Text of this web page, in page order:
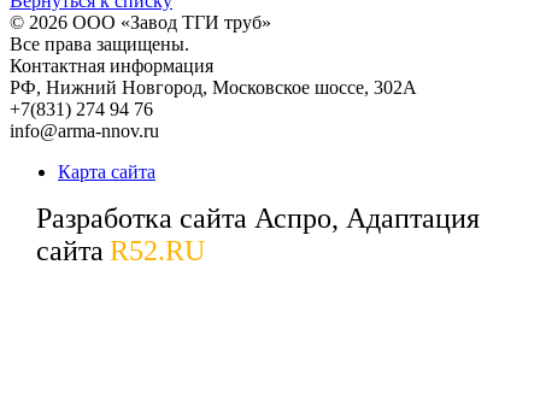
© 2026 ООО «Завод ТГИ труб»
Все права защищены.
Контактная информация
РФ, Нижний Новгород, Московское шоссе, 302А
+7(831) 274 94 76
info@arma-nnov.ru
Карта сайта
Разработка сайта Аспро, Адаптация
сайта R52.RU